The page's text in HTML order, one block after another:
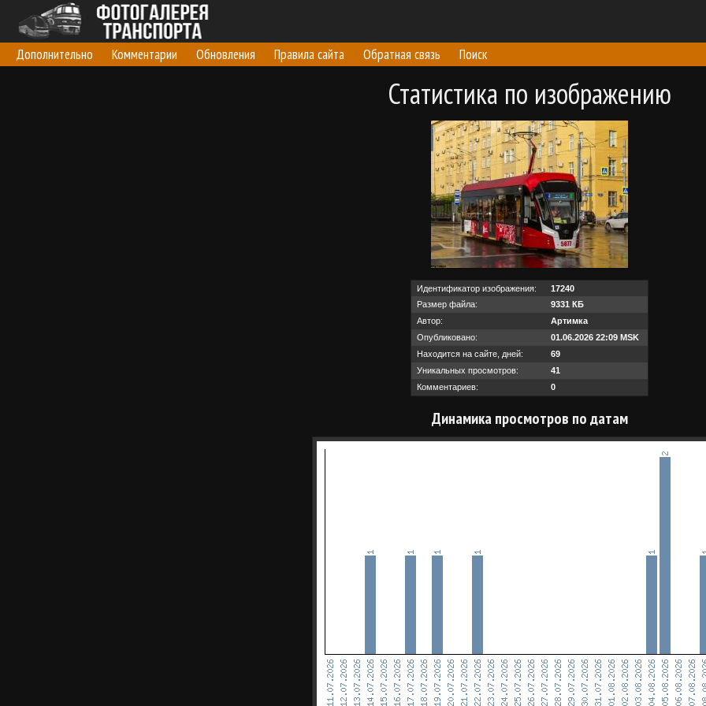
Дополнительно Комментарии Обновления Правила сайта Обратная связь Поиск
Статистика по изображению
Идентификатор изображения:
17240
Размер файла:
9331 КБ
Автор:
Артимка
Опубликовано:
01.06.2026 22:09 MSK
Находится на сайте, дней:
69
Уникальных просмотров:
41
Комментариев:
0
Динамика просмотров по датам